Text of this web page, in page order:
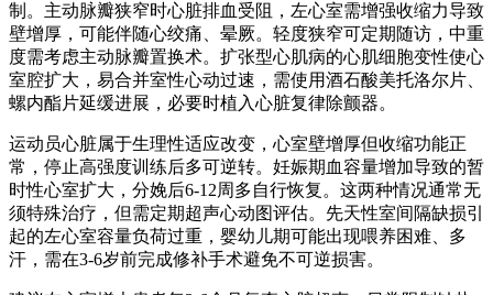
制。主动脉瓣狭窄时心脏排血受阻，左心室需增强收缩力导致
壁增厚，可能伴随心绞痛、晕厥。轻度狭窄可定期随访，中重
度需考虑主动脉瓣置换术。扩张型心肌病的心肌细胞变性使心
室腔扩大，易合并室性心动过速，需使用酒石酸美托洛尔片、
螺内酯片延缓进展，必要时植入心脏复律除颤器。
运动员心脏属于生理性适应改变，心室壁增厚但收缩功能正
常，停止高强度训练后多可逆转。妊娠期血容量增加导致的暂
时性心室扩大，分娩后6-12周多自行恢复。这两种情况通常无
须特殊治疗，但需定期超声心动图评估。先天性室间隔缺损引
起的左心室容量负荷过重，婴幼儿期可能出现喂养困难、多
汗，需在3-6岁前完成修补手术避免不可逆损害。